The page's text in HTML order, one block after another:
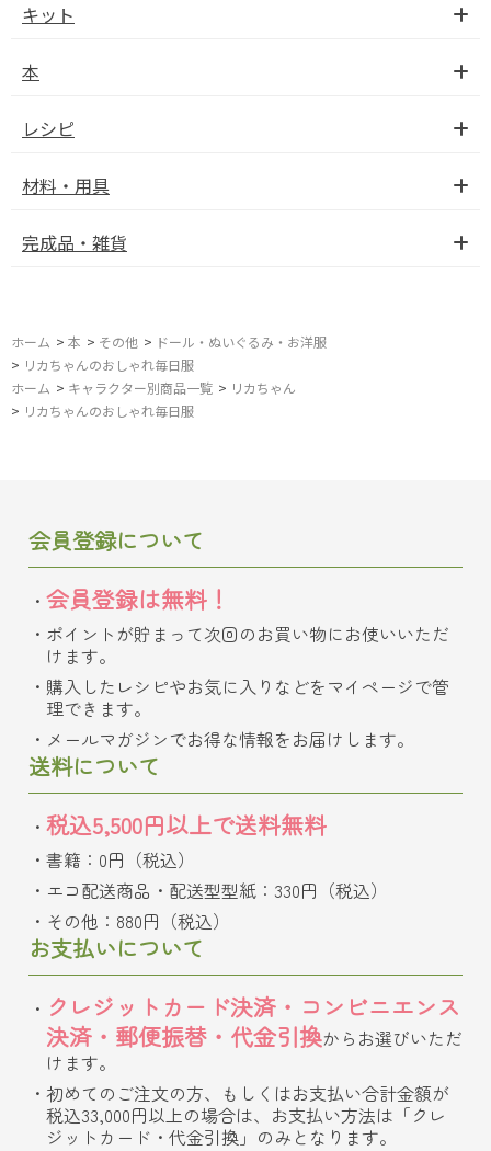
キット
本
レシピ
材料・用具
完成品・雑貨
ホーム > 本 > その他 > ドール・ぬいぐるみ・お洋服
> リカちゃんのおしゃれ毎日服
ホーム > キャラクター別商品一覧 > リカちゃん
> リカちゃんのおしゃれ毎日服
会員登録について
会員登録は無料！
ポイントが貯まって次回のお買い物にお使いいただ
けます。
購入したレシピやお気に入りなどをマイページで管
理できます。
メールマガジンでお得な情報をお届けします。
送料について
税込5,500円以上で送料無料
書籍：0円（税込）
エコ配送商品・配送型型紙：330円（税込）
その他：880円（税込）
お支払いについて
クレジットカード決済・コンビニエンス
決済・郵便振替・代金引換からお選びいただ
けます。
初めてのご注文の方、もしくはお支払い合計金額が
税込33,000円以上の場合は、お支払い方法は「クレ
ジットカード・代金引換」のみとなります。